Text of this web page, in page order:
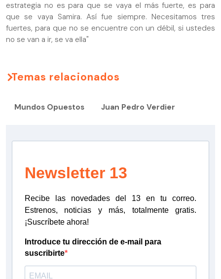
estrategia no es para que se vaya el más fuerte, es para
que se vaya Samira. Así fue siempre. Necesitamos tres
fuertes, para que no se encuentre con un débil, si ustedes
no se van a ir, se va ella"
Temas relacionados
Mundos Opuestos Juan Pedro Verdier
Newsletter 13
Recibe las novedades del 13 en tu correo.
Estrenos, noticias y más, totalmente gratis.
¡Suscríbete ahora!
Introduce tu dirección de e-mail para
suscribirte